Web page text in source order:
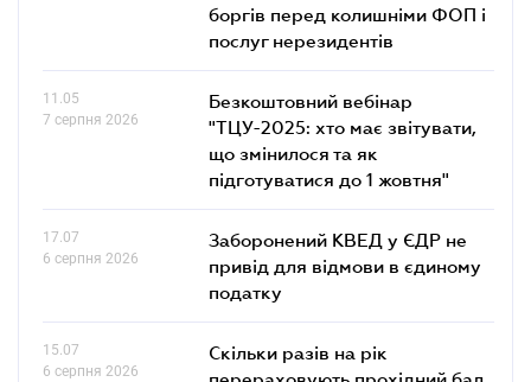
боргів перед колишніми ФОП і
послуг нерезидентів
11.05
7 серпня 2026
Безкоштовний вебінар
"ТЦУ-2025: хто має звітувати,
що змінилося та як
підготуватися до 1 жовтня"
17.07
6 серпня 2026
Заборонений КВЕД у ЄДР не
привід для відмови в єдиному
податку
15.07
6 серпня 2026
Скільки разів на рік